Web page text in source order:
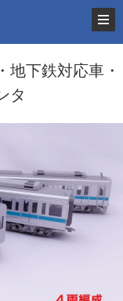
下鉄対応車・
タ